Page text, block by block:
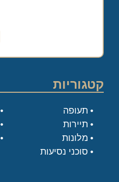
קטגוריות
תעופה
תיירות
מלונות
סוכני נסיעות